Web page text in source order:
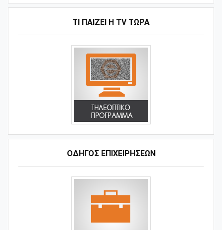
ΤΙ ΠΑΊΖΕΙ Η ΤV ΤΏΡΑ
ΟΔΗΓΌΣ ΕΠΙΧΕΙΡΉΣΕΩΝ